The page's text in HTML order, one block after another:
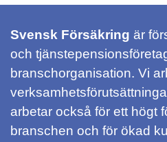
Svensk Försäkring är
och
branschorganisation. Vi
arbetar också för ett högt
branschen och för ökad